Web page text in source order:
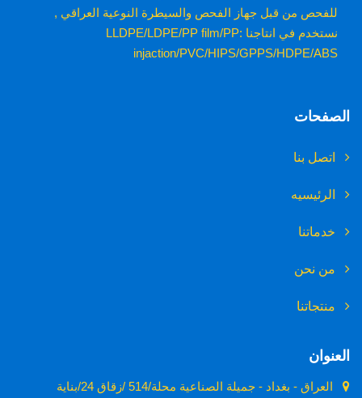
للفحص من قبل جهاز الفحص والسيطرة النوعية العراقي ,
نستخدم في انتاجنا :LLDPE/LDPE/PP film/PP
injaction/PVC/HIPS/GPPS/HDPE/ABS
الصفحات
اتصل بنا
الرئيسيه
خدماتنا
من نحن
منتجاتنا
العنوان
العراق - بغداد - جميلة الصناعية محلة/514 /زقاق 24/بناية